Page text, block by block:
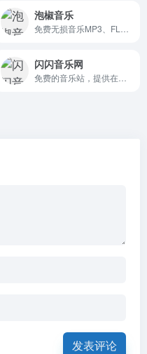
泡椒音乐
闪闪音乐网
发表评论